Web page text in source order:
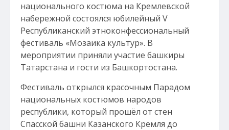
национального костюма на Кремлевской
набережной состоялся юбилейный V
Республиканский этноконфессиональный
фестиваль «Мозаика культур». В
мероприятии приняли участие башкиры
Татарстана и гости из Башкортостана.
Фестиваль открылся красочным Парадом
национальных костюмов народов
республики, который прошёл от стен
Спасской башни Казанского Кремля до